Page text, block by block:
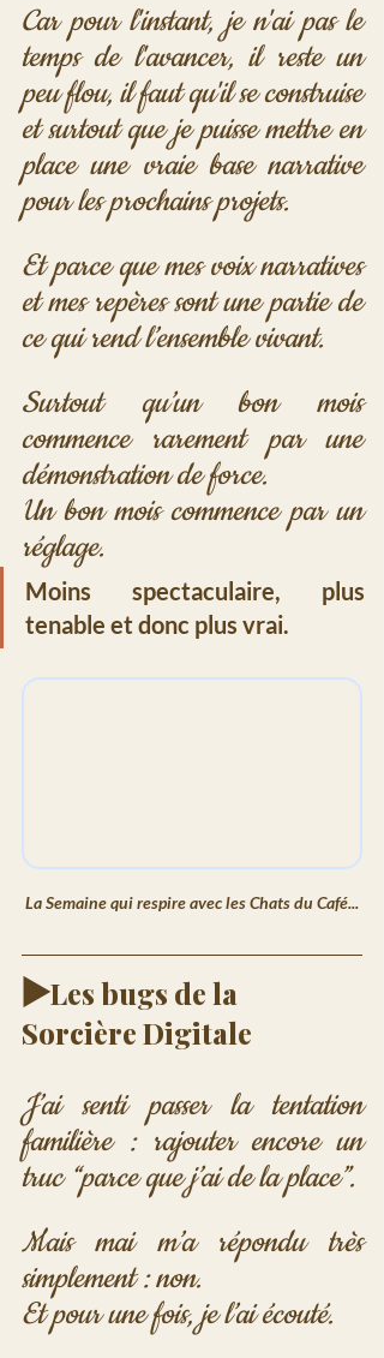
Car pour l'instant, je n'ai pas le
temps de l'avancer, il reste un
peu flou, il faut qu'il se construise
et surtout que je puisse mettre en
place une vraie base narrative
pour les prochains projets.
Et parce que mes voix narratives
et mes repères sont une partie de
ce qui rend l’ensemble vivant.
Surtout qu’un bon mois
commence rarement par une
démonstration de force.
Un bon mois commence par un
réglage.
Moins spectaculaire, plus
tenable et donc plus vrai.
La Semaine qui respire avec les Chats du Café...
▶️Les bugs de la
Sorcière Digitale
J’ai senti passer la tentation
familière : rajouter encore un
truc “parce que j’ai de la place”.
Mais mai m’a répondu très
simplement : non.
Et pour une fois, je l’ai écouté.